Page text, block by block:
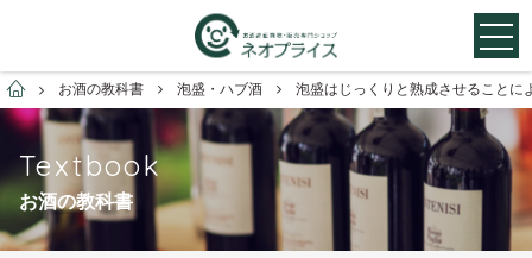
お酒買取専門店ネオプライス
お酒の教科書 泡盛・ハブ酒 泡盛はじっくりと熟成させることに
Textbook
お酒の教科書